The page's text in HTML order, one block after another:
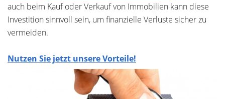
auch beim Kauf oder Verkauf von Immobilien kann diese
Investition sinnvoll sein, um finanzielle Verluste sicher zu
vermeiden.
Nutzen Sie jetzt unsere Vorteile!